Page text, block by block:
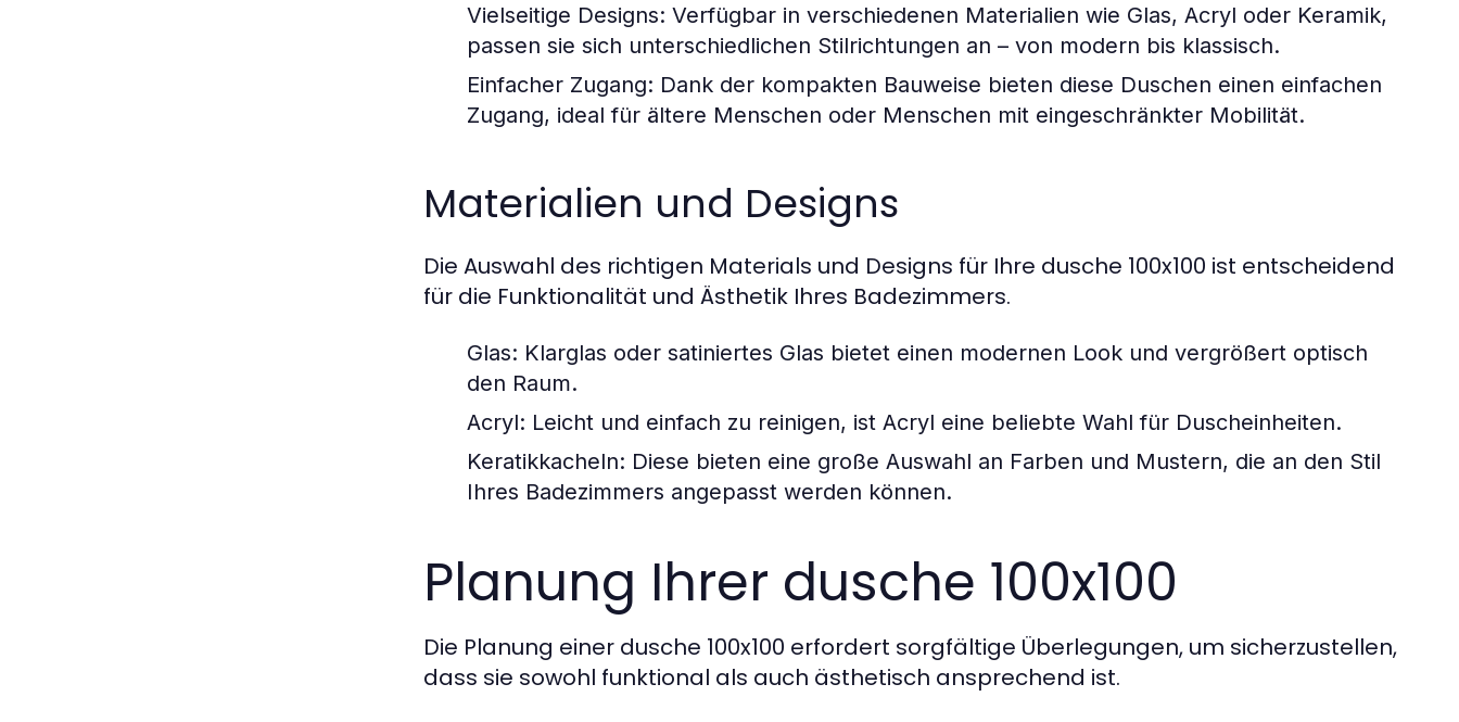
Vielseitige Designs: Verfügbar in verschiedenen Materialien wie Glas, Acryl oder Keramik,
passen sie sich unterschiedlichen Stilrichtungen an – von modern bis klassisch.
Einfacher Zugang: Dank der kompakten Bauweise bieten diese Duschen einen einfachen
Zugang, ideal für ältere Menschen oder Menschen mit eingeschränkter Mobilität.
Materialien und Designs
Die Auswahl des richtigen Materials und Designs für Ihre dusche 100x100 ist entscheidend
für die Funktionalität und Ästhetik Ihres Badezimmers.
Glas: Klarglas oder satiniertes Glas bietet einen modernen Look und vergrößert optisch
den Raum.
Acryl: Leicht und einfach zu reinigen, ist Acryl eine beliebte Wahl für Duscheinheiten.
Keratikkacheln: Diese bieten eine große Auswahl an Farben und Mustern, die an den Stil
Ihres Badezimmers angepasst werden können.
Planung Ihrer dusche 100x100
Die Planung einer dusche 100x100 erfordert sorgfältige Überlegungen, um sicherzustellen,
dass sie sowohl funktional als auch ästhetisch ansprechend ist.